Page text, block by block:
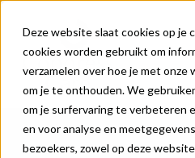
Deze website slaat cookies op je
cookies worden gebruikt om
verzamelen over hoe je met onze
om je te onthouden. We
om je surfervaring te verbeteren
en voor analyse en
bezoekers, zowel op deze
Onze diensten